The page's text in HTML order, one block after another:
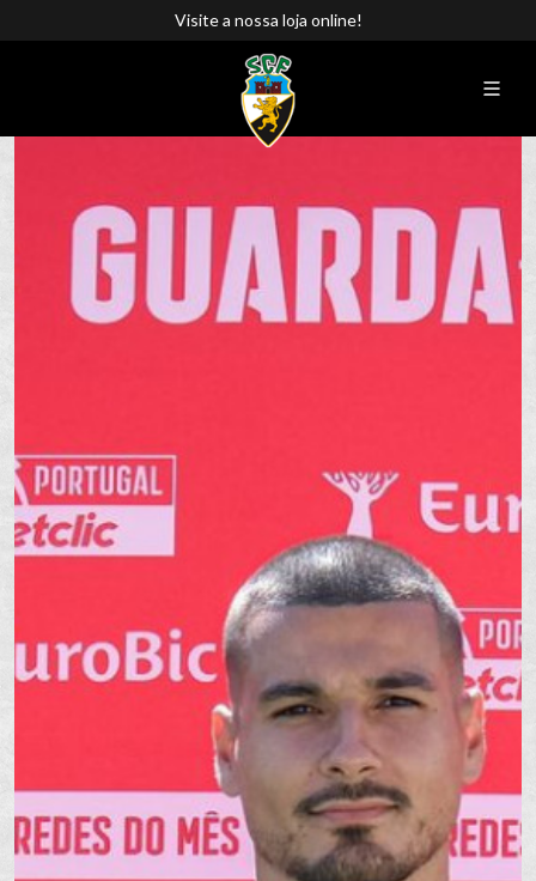
Visite a nossa loja online!